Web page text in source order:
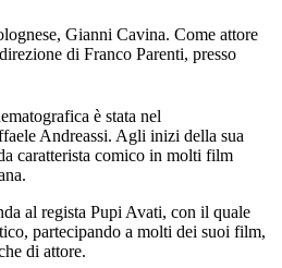
Gianni Cavina. Come attore
di Franco Parenti, presso
è stata nel
Andreassi. Agli inizi della sua
caratterista comico in molti film
al regista Pupi Avati, con il quale
partecipando a molti dei suoi film,
di attore.